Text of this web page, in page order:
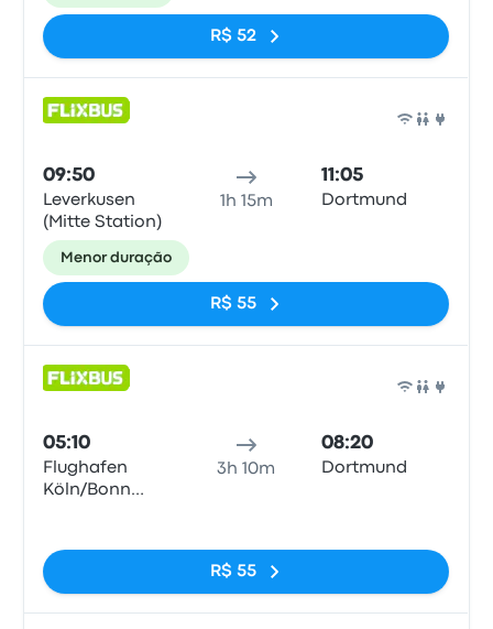
R$ 52
09:50
Leverkusen
(Mitte Station)
1h 15m
11:05
Dortmund
Menor duração
R$ 55
05:10
Flughafen
Köln/Bonn
3h 10m
08:20
Dortmund
R$ 55